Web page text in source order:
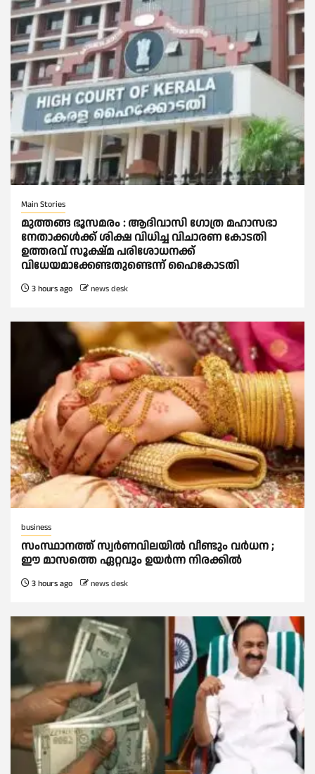
Main Stories
മുത്തങ്ങ ഭൂസമരം : ആദിവാസി ഗോത്ര മഹാസഭാ
നേതാക്കള്‍ക്ക് ശിക്ഷ വിധിച്ച വിചാരണ കോടതി
ഉത്തരവ് സൂക്ഷ്മ പരിശോധനക്ക്
വിധേയമാക്കേണ്ടതുണ്ടെന്ന് ഹൈകോടതി
3 hours ago news desk
business
സംസ്ഥാനത്ത് സ്വര്‍ണവിലയില്‍ വീണ്ടും വര്‍ധന ;
ഈ മാസത്തെ ഏറ്റവും ഉയര്‍ന്ന നിരക്കില്‍
3 hours ago news desk